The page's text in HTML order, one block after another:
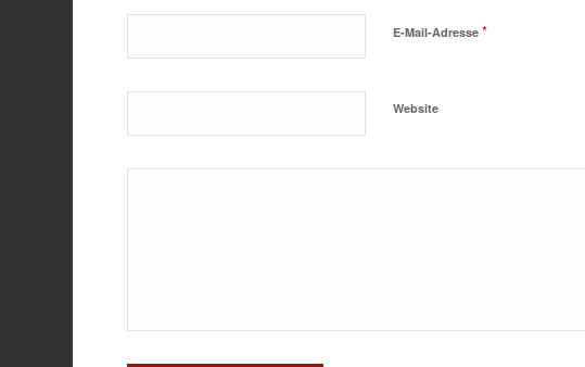
E-Mail-Adresse*
Website